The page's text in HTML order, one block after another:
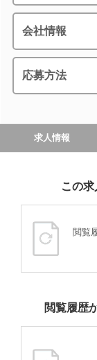
会社情報
応募方法
求人情報
この
閲覧
閲覧履歴